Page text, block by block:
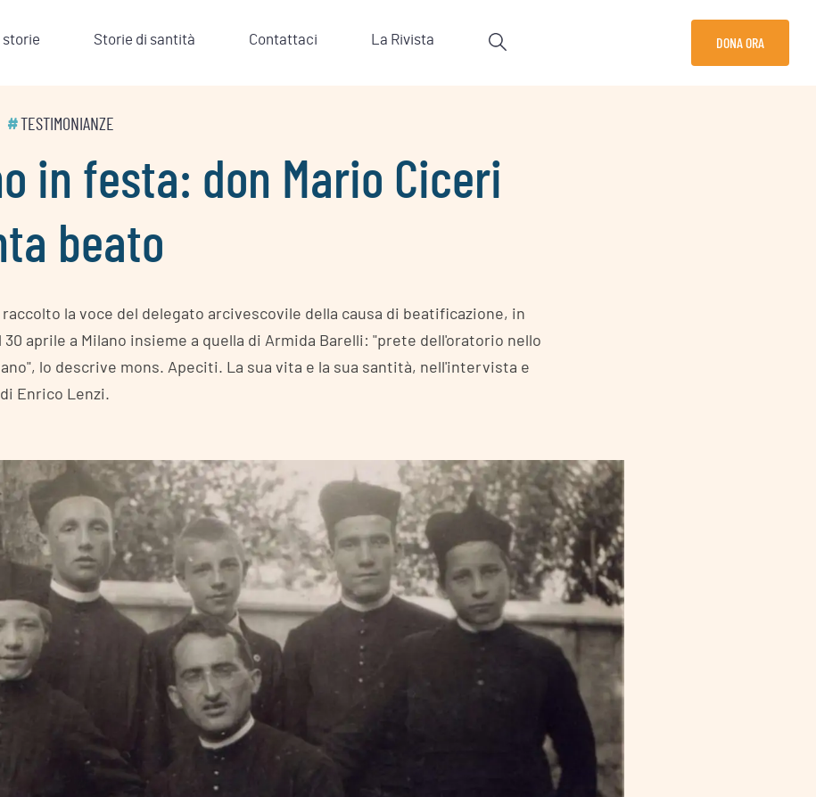
storie Storie di santità Contattaci La Rivista DONA ORA
# TESTIMONIANZE
in festa: don Mario Ciceri
beato
raccolto la voce del delegato arcivescovile della causa di beatificazione, in
aprile a Milano insieme a quella di Armida Barelli: "prete dell'oratorio nello
lo descrive mons. Apeciti. La sua vita e la sua santità, nell'intervista e
Enrico Lenzi.